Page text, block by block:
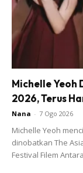
kaku dan ditutup
Michelle Yeoh
2026, Terus
Nana - 7 Ogo 2026
Michelle Yeoh
dinobatkan The
Festival Filem